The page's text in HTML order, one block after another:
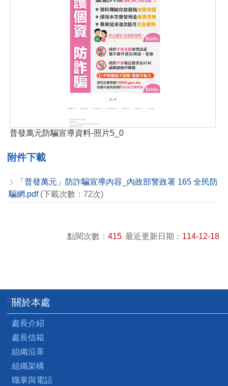
普發萬元防騙宣導資料-照片5_0
附件下載
「普發萬元」防詐騙宣導內容_內政部警政署 165 全民防
騙網.pdf(下載次數：72次)
點閱次數： 415 最近更新日期： 114-12-18
:::關於本處
處長介紹
處長信箱
組織沿革
組織架構
職掌與電話